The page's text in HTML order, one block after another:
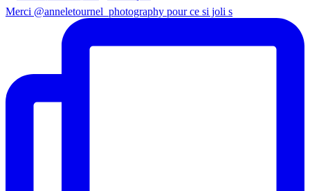
Merci @anneletournel_photography pour ce si joli s